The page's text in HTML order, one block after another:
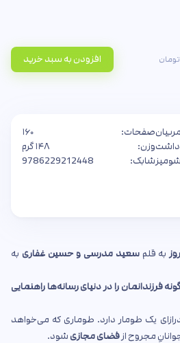
تومان افزودن به سبد خرید
شومیز
صفحات:
۱۶۰
وزن:
۱۴۸ گرم
شابک:
9786229212448
به قلمسعید مدرسی و حسین غفاری به
فرزندانمان را در دنیای رسانه‌ها راهنمایی
یک طومار دارد. طوماری که می‌خواهد
مجروح ازفضای مجازی شود.